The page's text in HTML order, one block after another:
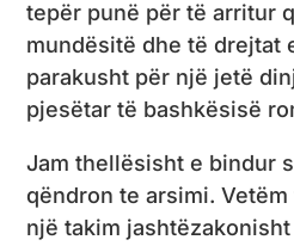
tepër punë për të arritur
mundësitë dhe të drejtat
parakusht për një jetë
pjesëtar të bashkësisë
Jam thellësisht e bindur
qëndron te arsimi.
një takim